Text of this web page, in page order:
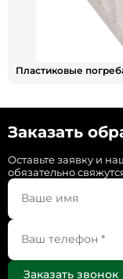
Пластиковые
Заказать
Оставьте заявку и
обязательно